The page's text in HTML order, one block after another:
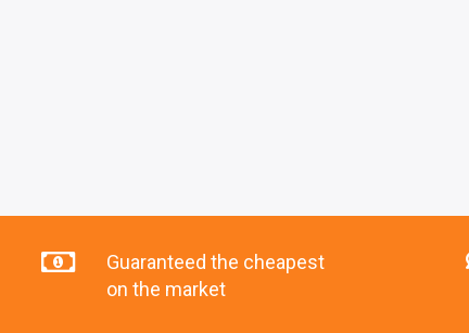
Guaranteed the cheapest
on the market